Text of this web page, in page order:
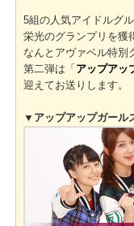
【概要】
5組の人気アイドル
栄光のグランプリを
なんとアヴァベル特
第二弾は「 アップア
迎えてお送りします
▼アップアップガー